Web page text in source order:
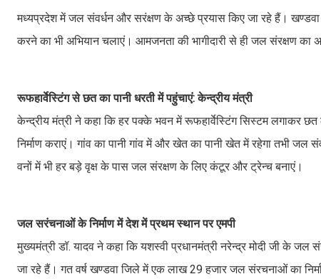
मध्यप्रदेश में जल संवर्धन और सरंक्षण के अच्छे प्रयास किए जा रहे हैं।
करने का भी अभियान चलाएं। आमजनता की भागीदारी से ही जल संरक्षण का
रूफहार्वेस्टिंग से छत का पानी धरती में पहुंचाएं: केन्द्रीय मंत्री
केन्द्रीय मंत्री ने कहा कि हर पक्के भवन में रूफहार्वेस्टिंग सिस्टम लगाकर
निर्माण कराएं। गांव का पानी गांव में और खेत का पानी खेत में रहेगा तभी जल
वनों में भी हर बड़े वृक्ष के पास जल संरक्षण के लिए कंटूर और ट्रेन्च बनाएं।
जल सरंचनाओं के निर्माण में देश में प्रथम स्थान पर एमपी
मुख्यमंत्री डॉ. यादव ने कहा कि यशस्वी प्रधानमंत्री नरेन्द्र मोदी जी के
जा रहे हैं। गत वर्ष खण्डवा जिले में एक लाख 29 हजार जल संरचनाओं का